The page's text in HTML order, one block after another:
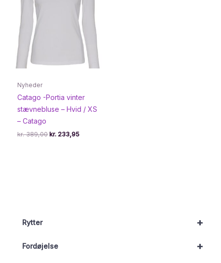
+
Rytter
+
Fordøjelse
Nyheder
Catago -Portia vinter
stævnebluse – Hvid / XS
– Catago
kr.389,00 Den
kr. 233,95Den